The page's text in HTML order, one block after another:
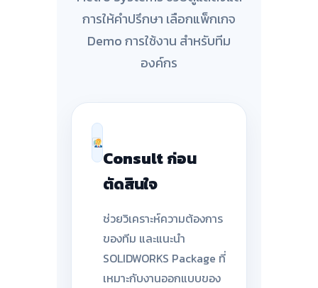
การให้คำปรึกษา เลือกแพ็กเกจ
Demo การใช้งาน สำหรับทีม
องค์กร
Consult ก่อน
ตัดสินใจ
ช่วยวิเคราะห์ความต้องการ
ของทีม และแนะนำ
SOLIDWORKS Package ที่
เหมาะกับงานออกแบบของ